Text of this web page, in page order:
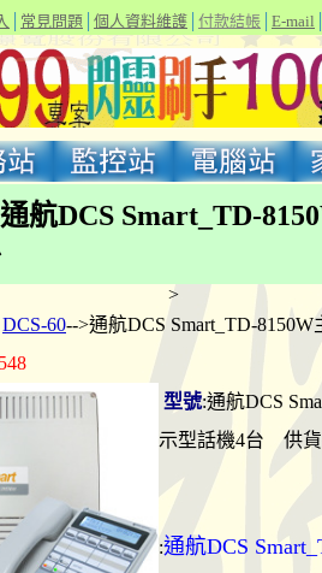
常見問題 個人資料維護 付款結帳 E-mail
航DCS Smart_TD-
>
DCS-60-->通航DCS Smart_TD-
型號:通航DCS
示型話機4台 供
:通航DCS